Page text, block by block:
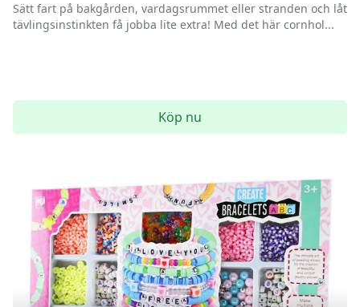
Sätt fart på bakgården, vardagsrummet eller stranden och låt
tävlingsinstinkten få jobba lite extra! Med det här cornhol...
Köp nu